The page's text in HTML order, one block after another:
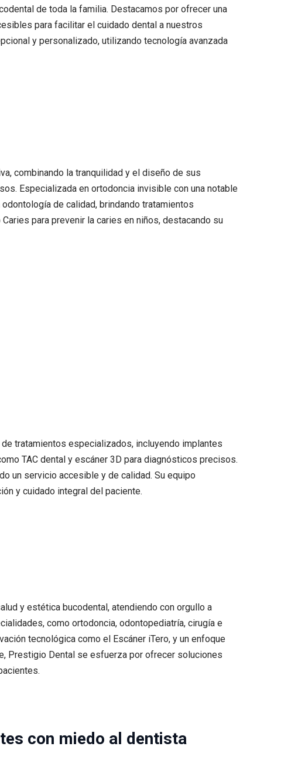
de toda la familia. Destacamos por ofrecer una
para facilitar el cuidado dental a nuestros
y personalizado, utilizando tecnología avanzada
combinando la tranquilidad y el diseño de sus
Especializada en ortodoncia invisible con una notable
de calidad, brindando tratamientos
para prevenir la caries en niños, destacando su
tratamientos especializados, incluyendo implantes
TAC dental y escáner 3D para diagnósticos precisos.
un servicio accesible y de calidad. Su equipo
y cuidado integral del paciente.
y estética bucodental, atendiendo con orgullo a
como ortodoncia, odontopediatría, cirugía e
tecnológica como el Escáner iTero, y un enfoque
Prestigio Dental se esfuerza por ofrecer soluciones
con miedo al dentista